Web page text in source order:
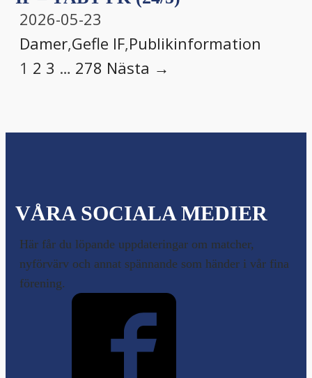
2026-05-23
Damer,Gefle IF,Publikinformation
1 2 3 … 278 Nästa →
VÅRA SOCIALA MEDIER
Här får du löpande uppdateringar om matcher,
nyförvärv och annat spännande som händer i vår fina
förening.